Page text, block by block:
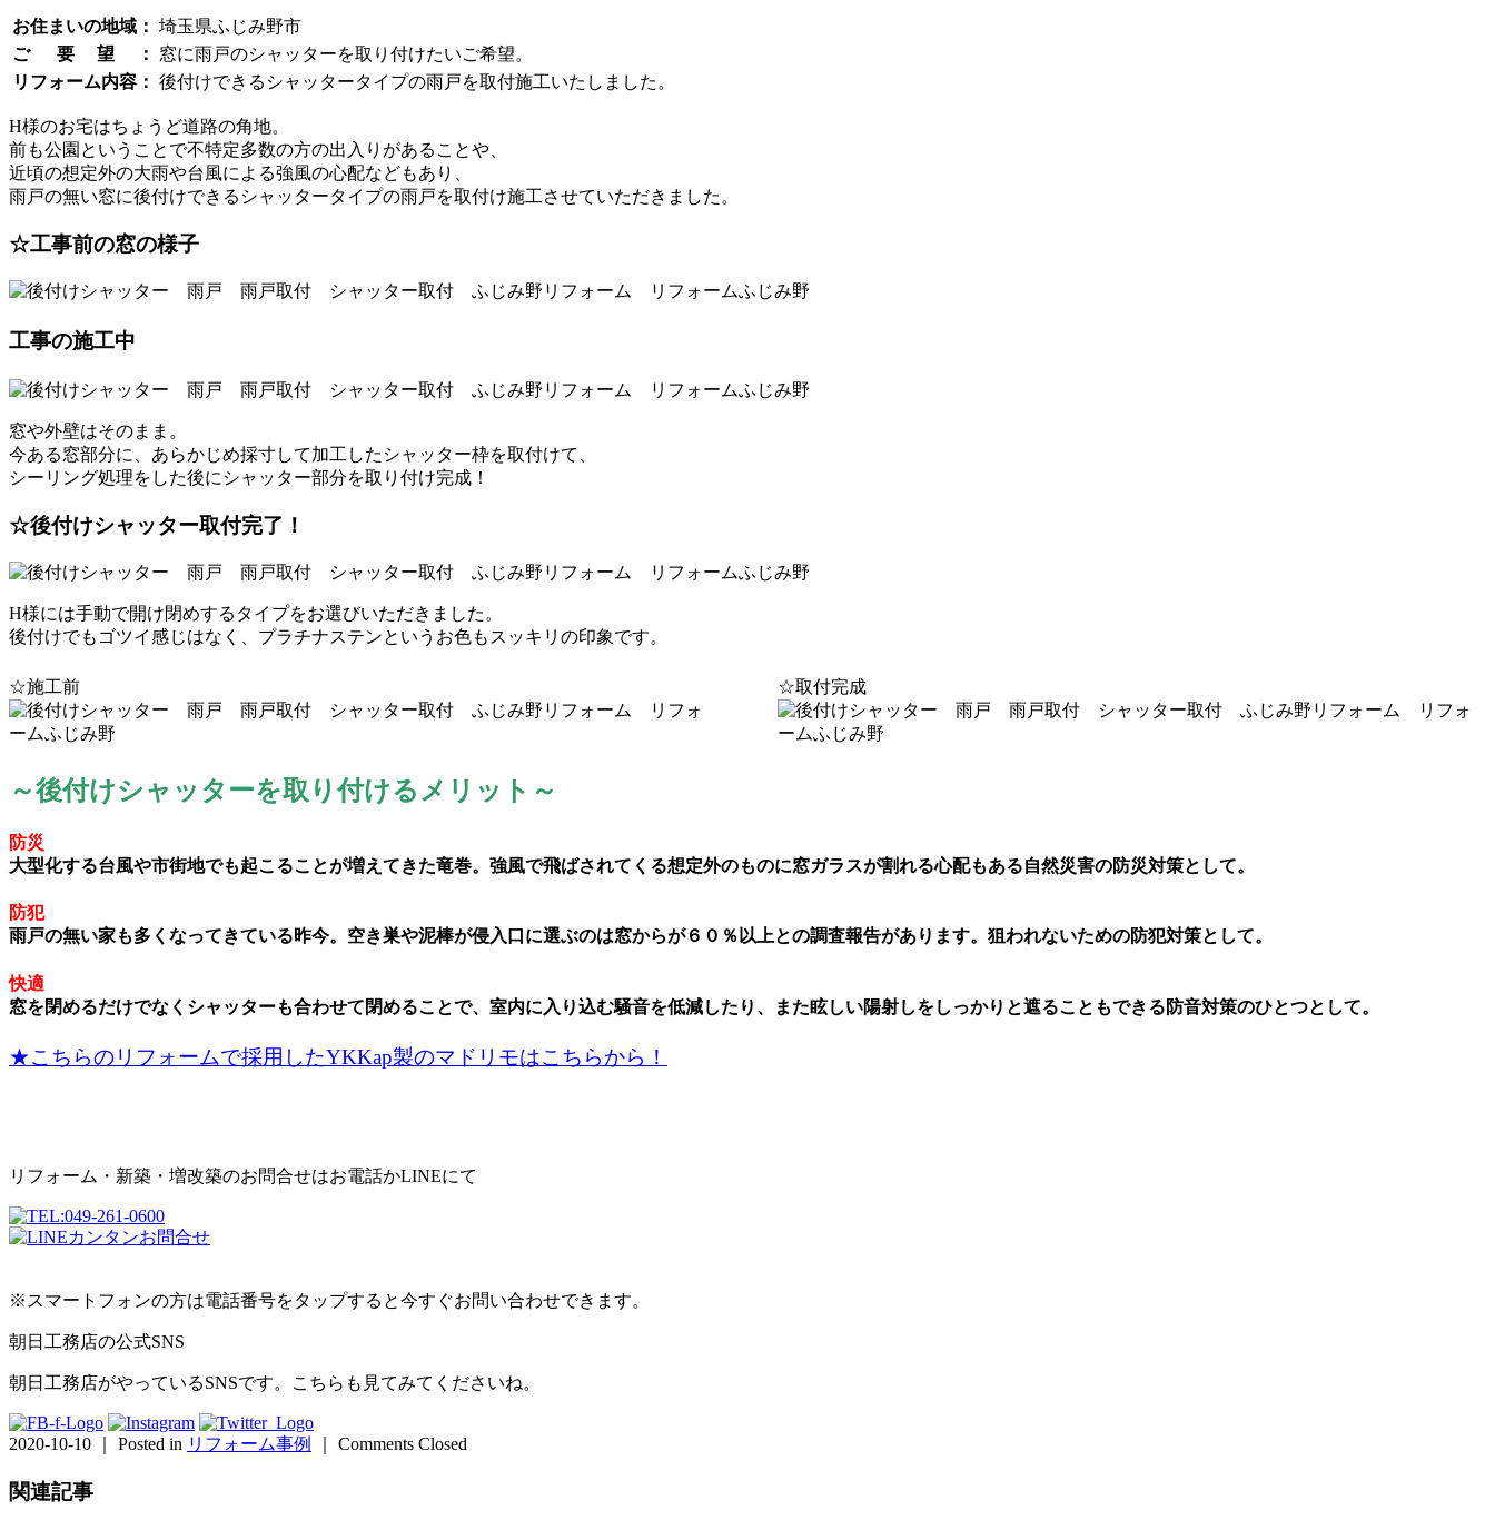
お住まいの地域： 埼玉県ふじみ野市
ご 要 望 ：
窓に雨戸のシャッターを取り付けたいご希望。
リフォーム内容： 後付けできるシャッタータイプの雨戸を取付施工いたしました。
H様のお宅はちょうど道路の角地。
前も公園ということで不特定多数の方の出入りがあることや、
近頃の想定外の大雨や台風による強風の心配などもあり、
雨戸の無い窓に後付けできるシャッタータイプの雨戸を取付け施工させていただきました。
☆工事前の窓の様子
工事の施工中
窓や外壁はそのまま。
今ある窓部分に、あらかじめ採寸して加工したシャッター枠を取付けて、
シーリング処理をした後にシャッター部分を取り付け完成！
☆後付けシャッター取付完了！
H様には手動で開け閉めするタイプをお選びいただきました。
後付けでもゴツイ感じはなく、プラチナステンというお色もスッキリの印象です。
☆施工前 ☆取付完成
～後付けシャッターを取り付けるメリット～
防災
大型化する台風や市街地でも起こることが増えてきた竜巻。強風で飛ばされてくる想定外のものに窓ガラスが割れる心配もある自然災害の防災対策として。
防犯
雨戸の無い家も多くなってきている昨今。空き巣や泥棒が侵入口に選ぶのは窓からが６０％以上との調査報告があります。狙われないための防犯対策として。
快適
窓を閉めるだけでなくシャッターも合わせて閉めることで、 室内に入り込む騒音を低減したり、また眩しい陽射しをしっかりと遮ることもできる防音対策のひとつとして。
★こちらのリフォームで採用したYKKap製のマドリモはこちらから！
リフォーム・新築・増改築のお問合せはお電話かLINEにて
※スマートフォンの方は電話番号をタップすると今すぐお問い合わせできます。
朝日工務店の公式SNS
朝日工務店がやっているSNSです。こちらも見てみてくださいね。
2020-10-10 ｜ Posted in リフォーム事例 Comments Closed
関連記事